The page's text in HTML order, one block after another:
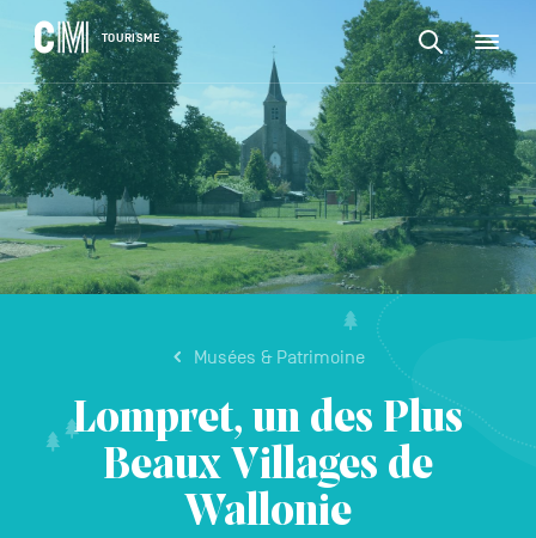
CM
Tourisme
TOURISME
Navigation
principale
Rechercher
une
activité,
un
logement…
Rechercher
une
activité,
un
logement…
VALIDER
Musées & Patrimoine
Lompret, un des Plus
Beaux Villages de
Wallonie